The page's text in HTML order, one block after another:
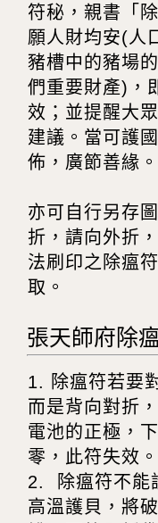
符秘，親書「
願人財均安(人
豬槽中的豬場
們重要財產)，
效；並提醒大
建議。當可護
佈，廣節善緣。
亦可自行另存
折，請向外折
法刷印之除瘟
取。
張天師府除
1. 除瘟符若要
而是背向對折
電池的正極，
零，此符失效
2. 除瘟符不能
高溫護貝，將